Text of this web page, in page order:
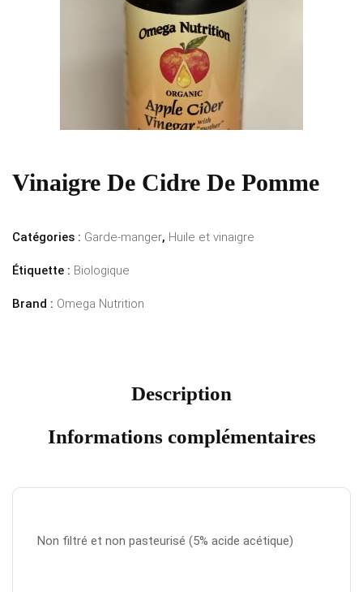
Vinaigre De Cidre De Pomme
Catégories : Garde-manger, Huile et vinaigre
Étiquette : Biologique
Brand : Omega Nutrition
Description
Informations complémentaires
Non filtré et non pasteurisé (5% acide acétique)